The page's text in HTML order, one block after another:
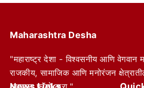
Maharashtra Desha
"महाराष्ट्र देशा - विश्वसनीय आणि वेगवान
राजकीय, सामाजिक आणि मनोरंजन